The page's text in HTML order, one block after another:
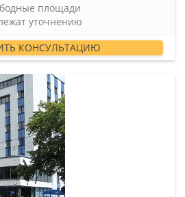
площади
уточнению
КОНСУЛЬТАЦИЮ